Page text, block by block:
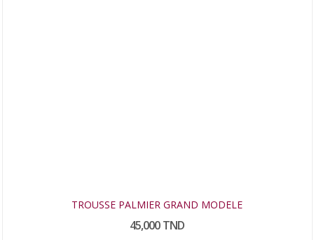
TROUSSE PALMIER GRAND MODELE
45,000 TND